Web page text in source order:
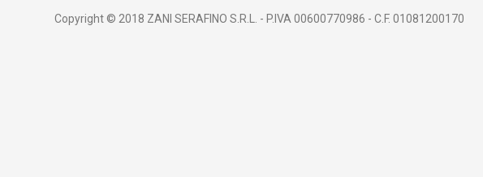
Copyright © 2018 ZANI SERAFINO S.R.L. - P.IVA 00600770986 - C.F. 01081200170